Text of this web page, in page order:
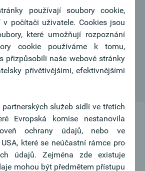
hledáme
a kolegy.
pracovní místo
používají soubory cookie,
v počítači uživatele. Cookies jsou
které umožňují rozpoznání
cookie používáme k tomu,
přizpůsobili naše webové stránky
přívětivějšími, efektivnějšími
partnerských služeb sídlí ve třetích
Evropská komise nestanovila
ochrany údajů, nebo ve
které se neúčastní rámce pro
údajů. Zejména zde existuje
mohou být předmětem přístupu